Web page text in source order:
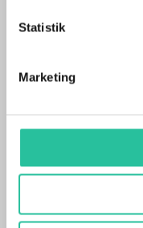
Statistik
Marketing